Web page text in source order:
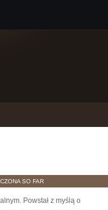
SO FAR
Powstał z myślą o